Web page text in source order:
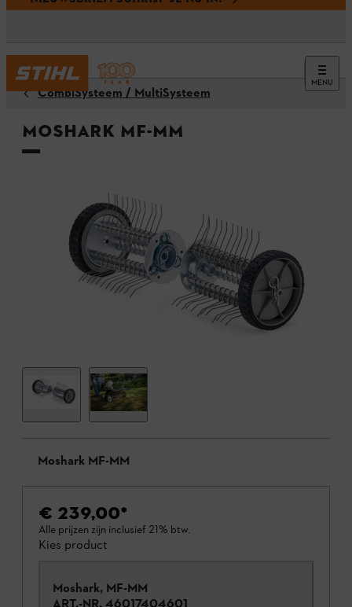
MENU
CombiSysteem / MultiSysteem
Moshark MF-MM
Moshark MF-MM
€ 239,00*
Alle prijzen zijn inclusief 21% btw.
Kies product
Moshark, MF-MM
ART.-NR. 46017404601